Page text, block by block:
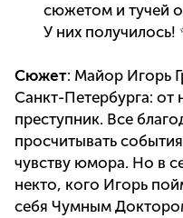
сюжетом и тучей
У них получилось!
Сюжет: Майор Игорь
Санкт-Петербурга: от
преступник. Все
просчитывать
чувству юмора. Но в
некто, кого Игорь
себя Чумным